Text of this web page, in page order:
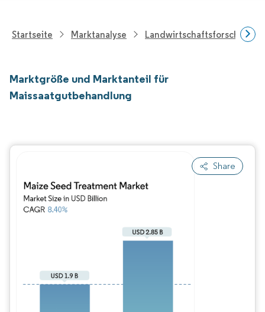
Startseite Marktanalyse Landwirtschaftsforschung
Marktgröße und Marktanteil für
Maissaatgutbehandlung
Share